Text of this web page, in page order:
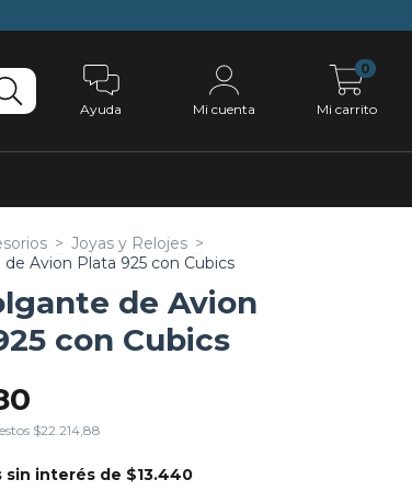
Ayuda Mi cuenta Mi carrito
0
> Joyas y Relojes >
Avion Plata 925 con Cubics
de Avion
con Cubics
$22.214,88
sin interés de $13.440